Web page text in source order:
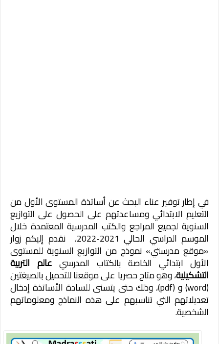
في إطار توفير عناء البحث عن أساتذة المستوى الأول من
التعليم الابتدائي ومساعدتهم على الحصول على التوازيع
السنوية لجميع المراجع والكتب المدرسية المعتمدة خلال
الموسم الدراسي الحالي 2021-2022، نقدم إليكم زوار
«موقع مدرستي» نموذج من التوازيع السنوية للمستوى
الأول ابتدائي الخاصة بالكتاب المدرسي عالم التربية
التشكيلية، وهو متاح حصريا على موقعنا للتحميل بالصيغتين
(word) و (pdf)، وذلك حتى يتسنى للسادة الأساتذة إدخال
تعديلاتهم التي تناسبهم على هذه النماذج ومعلوماتهم
الشخصية.